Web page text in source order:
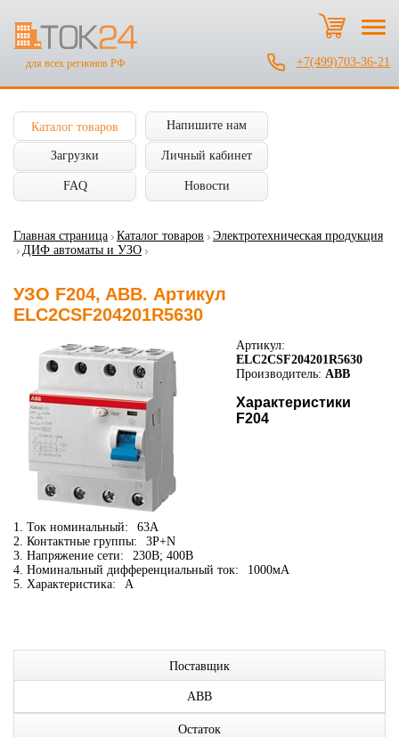
для всех регионов РФ +7(499)703-36-21
Каталог товаров Напишите нам
Загрузки Личный кабинет
FAQ Новости
Главная страница Каталог товаров
Электротехническая продукция
ДИФ автоматы и УЗО
УЗО F204, ABB. Артикул
ELC2CSF204201R5630
Артикул:
ELC2CSF204201R5630
Производитель: ABB
Характеристики
F204
1. Ток номинальный:
63А
2. Контактные группы:
3P+N
3. Напряжение сети:
230В; 400В
4. Номинальный дифференциальный ток:
1000мА
5. Характеристика:
A
Поставщик
ABB
Остаток